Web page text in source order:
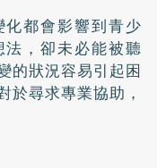
都會影響到青少
，卻未必能被聽
的狀況容易引起困
於尋求專業協助，